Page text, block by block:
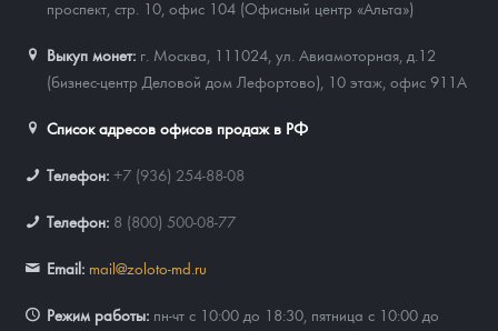
проспект, стр. 10, офис 104 (Офисный центр «Альта»)
Выкуп монет: г. Москва, 111024, ул. Авиамоторная, д.12
(бизнес-центр Деловой дом Лефортово), 10 этаж, офис 911А
Список адресов офисов продаж в РФ
Телефон: +7 (936) 254-88-08
Телефон: 8 (800) 500-08-77
Email: mail@zoloto-md.ru
Режим работы: пн-чт с 10:00 до 18:30, пятница с 10:00 до